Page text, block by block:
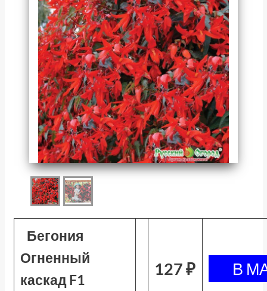
Бегония
Огненный
каскад F1
127 ₽